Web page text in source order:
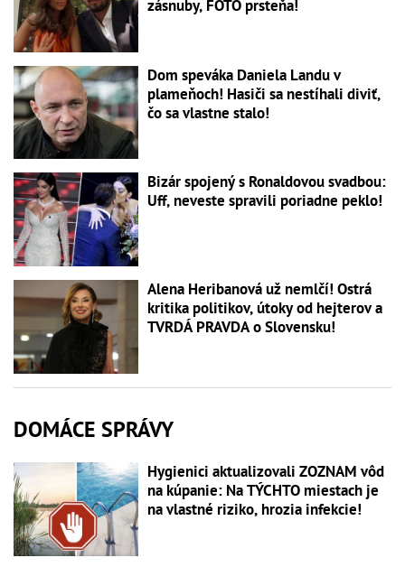
zásnuby, FOTO prsteňa!
Dom speváka Daniela Landu v
plameňoch! Hasiči sa nestíhali diviť,
čo sa vlastne stalo!
Bizár spojený s Ronaldovou svadbou:
Uff, neveste spravili poriadne peklo!
Alena Heribanová už nemlčí! Ostrá
kritika politikov, útoky od hejterov a
TVRDÁ PRAVDA o Slovensku!
DOMÁCE SPRÁVY
Hygienici aktualizovali ZOZNAM vôd
na kúpanie: Na TÝCHTO miestach je
na vlastné riziko, hrozia infekcie!